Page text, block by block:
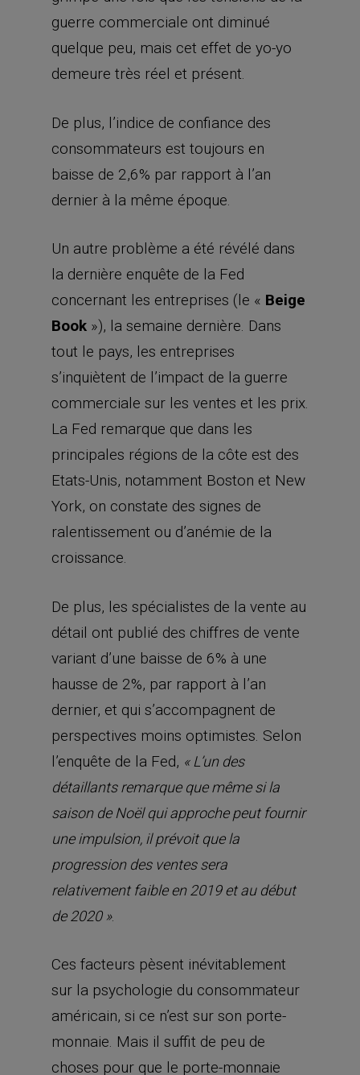
guerre commerciale ont diminué
quelque peu, mais cet effet de yo-yo
demeure très réel et présent.
De plus, l’indice de confiance des
consommateurs est toujours en
baisse de 2,6% par rapport à l’an
dernier à la même époque.
Un autre problème a été révélé dans
la dernière enquête de la Fed
concernant les entreprises (le « Beige
Book »), la semaine dernière. Dans
tout le pays, les entreprises
s’inquiètent de l’impact de la guerre
commerciale sur les ventes et les prix.
La Fed remarque que dans les
principales régions de la côte est des
Etats-Unis, notamment Boston et New
York, on constate des signes de
ralentissement ou d’anémie de la
croissance.
De plus, les spécialistes de la vente au
détail ont publié des chiffres de vente
variant d’une baisse de 6% à une
hausse de 2%, par rapport à l’an
dernier, et qui s’accompagnent de
perspectives moins optimistes. Selon
l’enquête de la Fed, « L’un des
détaillants remarque que même si la
saison de Noël qui approche peut fournir
une impulsion, il prévoit que la
progression des ventes sera
relativement faible en 2019 et au début
de 2020 ».
Ces facteurs pèsent inévitablement
sur la psychologie du consommateur
américain, si ce n’est sur son porte-
monnaie. Mais il suffit de peu de
choses pour que le porte-monnaie